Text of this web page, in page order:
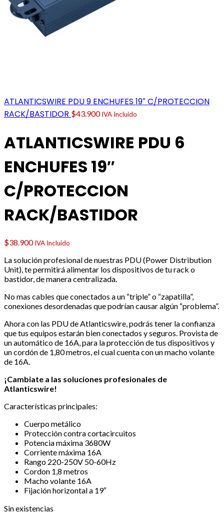
ATLANTICSWIRE PDU 9 ENCHUFES 19″ C/PROTECCION
RACK/BASTIDOR $43.900 IVA Incluido
ATLANTICSWIRE PDU 6
ENCHUFES 19″
C/PROTECCION
RACK/BASTIDOR
$38.900 IVA Incluido
La solución profesional de nuestras PDU (Power Distribution
Unit), te permitirá alimentar los dispositivos de tu rack o
bastidor, de manera centralizada.
No mas cables que conectados a un “triple” o “zapatilla”,
conexiones desordenadas que podrían causar algún “problema”.
Ahora con las PDU de Atlanticswire, podrás tener la confianza
que tus equipos estarán bien conectados y seguros. Provista de
un automático de 16A, para la protección de tus dispositivos y
un cordón de 1,80 metros, el cual cuenta con un macho volante
de 16A.
¡Cambiate a las soluciones profesionales de
Atlanticswire!
Características principales:
Cuerpo metálico
Protección contra cortacircuitos
Potencia máxima 3680W
Corriente máxima 16A
Rango 220-250V 50-60Hz
Cordon 1,8 metros
Macho volante 16A
Fijación horizontal a 19″
Sin existencias